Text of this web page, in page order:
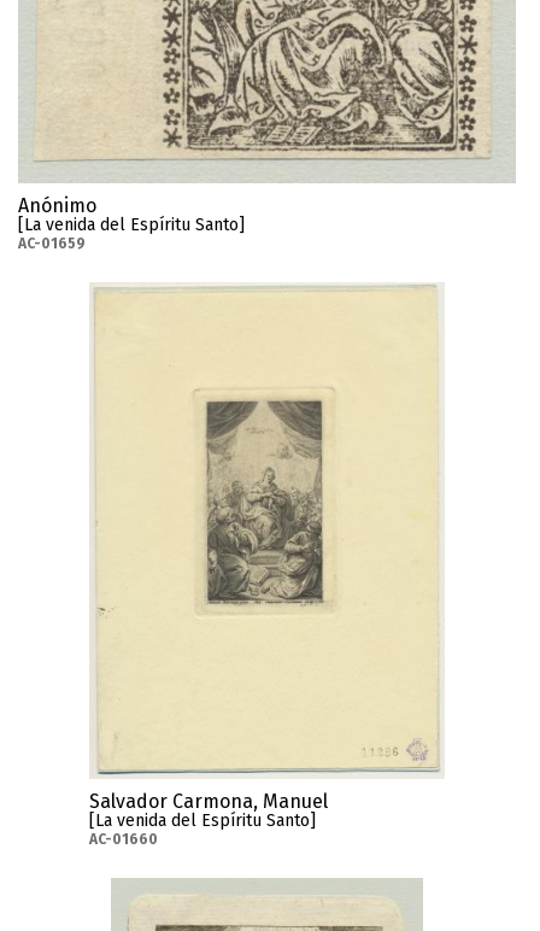
Anónimo
[La venida del Espíritu Santo]
AC-01659
Salvador Carmona, Manuel
[La venida del Espíritu Santo]
AC-01660